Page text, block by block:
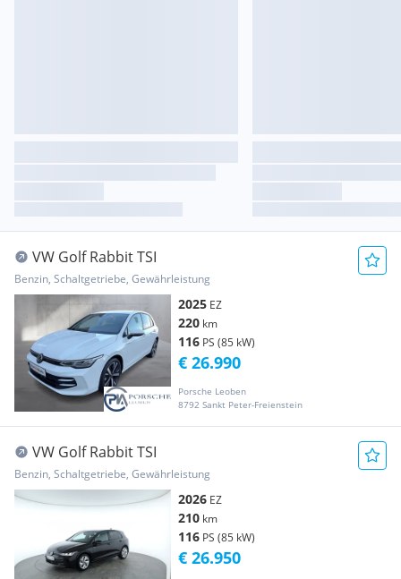
VW Golf Rabbit TSI
Benzin, Schaltgetriebe, Gewährleistung
2025 EZ
220 km
116 PS (85 kW)
Porsche Leoben
8792 Sankt Peter-Freienstein
€ 26.990
VW Golf Rabbit TSI
Benzin, Schaltgetriebe, Gewährleistung
2026 EZ
210 km
116 PS (85 kW)
€ 26.950